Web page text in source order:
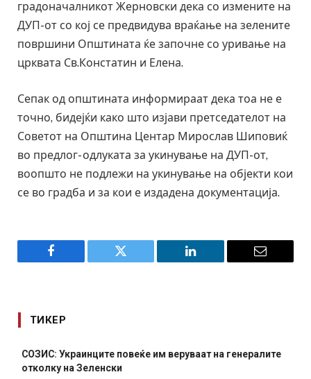
градоначалникот Жерновски дека со измените на
ДУП-от со кој се предвидува враќање на зелените
површини Општината ќе започне со уривање на
црквата Св.Констатин и Елена.
Сепак од општината информираат дека тоа не е
точно, бидејќи како што изјави претседателот на
Советот на Општина Центар Мирослав Шиповиќ
во предлог- одлуката за укинување на ДУП-от,
воопшто не подлежи на укинување на објекти кои
се во градба и за кои е издадена документација.
Facebook Twitter LinkedIn Email
ТИКЕР
СОЗИС: Украинците повеќе им веруваат на генералите
отколку на Зеленски